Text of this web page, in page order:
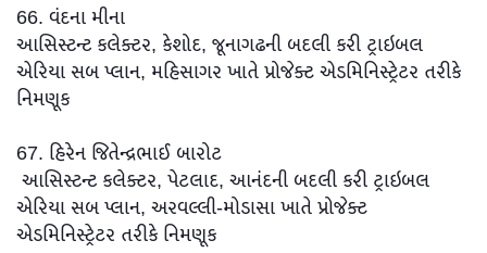
66. વંદના મીના
આસિસ્ટન્ટ કલેક્ટર, કેશોદ, જૂનાગઢની બદલી કરી ટ્રાઇબલ
એરિયા સબ પ્લાન, મહિસાગર ખાતે પ્રોજેક્ટ એડમિનિસ્ટ્રેટર તરીકે
નિમણૂક
67. હિરેન જિતેન્દ્રભાઈ બારોટ
આસિસ્ટન્ટ કલેક્ટર, પેટલાદ, આનંદની બદલી કરી ટ્રાઇબલ
એરિયા સબ પ્લાન, અરવલ્લી-મોડાસા ખાતે પ્રોજેક્ટ
એડમિનિસ્ટ્રેટર તરીકે નિમણૂક